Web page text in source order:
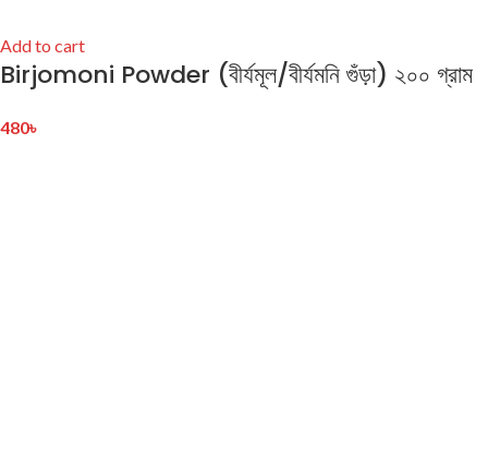
Add to cart
Birjomoni Powder (বীর্যমূল/বীর্যমনি গুঁড়া) ২০০ গ্রাম
480৳